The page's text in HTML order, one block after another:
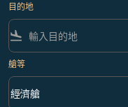
目的地
flight_land
艙等
艙等 option 經濟艙 Selected
經濟艙
keyboard_arrow_down